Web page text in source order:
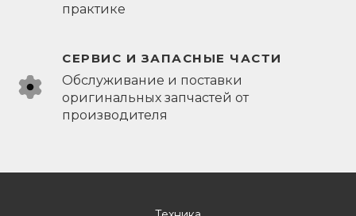
практике
СЕРВИС И ЗАПАСНЫЕ ЧАСТИ
Обслуживание и поставки
оригинальных запчастей от
производителя